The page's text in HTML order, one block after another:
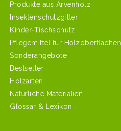
Produkte aus Arvenholz
Insektenschutzgitter
Kinder-Tischschutz
Pflegemittel für Holzoberflächen
Sonderangebote
Bestseller
Holzarten
Natürliche Materialien
Glossar & Lexikon